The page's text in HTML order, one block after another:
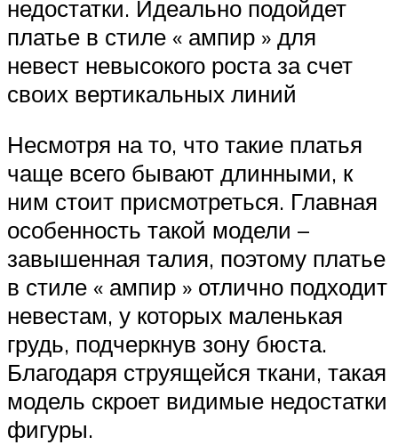
недостатки. Идеально подойдет
платье в стиле « ампир » для
невест невысокого роста за счет
своих вертикальных линий
Несмотря на то, что такие платья
чаще всего бывают длинными, к
ним стоит присмотреться. Главная
особенность такой модели –
завышенная талия, поэтому платье
в стиле « ампир » отлично подходит
невестам, у которых маленькая
грудь, подчеркнув зону бюста.
Благодаря струящейся ткани, такая
модель скроет видимые недостатки
фигуры.